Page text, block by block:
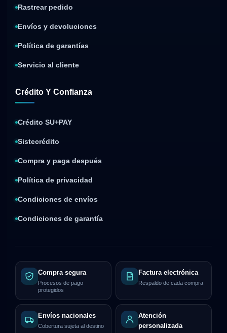
Rastrear pedido
Envíos y devoluciones
Política de garantías
Servicio al cliente
Crédito Y Confianza
Crédito SU+PAY
Sistecrédito
Compra y paga después
Política de privacidad
Condiciones de envíos
Condiciones de garantía
Compra segura
Procesos de pago
protegidos
Factura electrónica
Respaldo de cada compra
Envíos nacionales
Cobertura sujeta al destino
Atención
personalizada